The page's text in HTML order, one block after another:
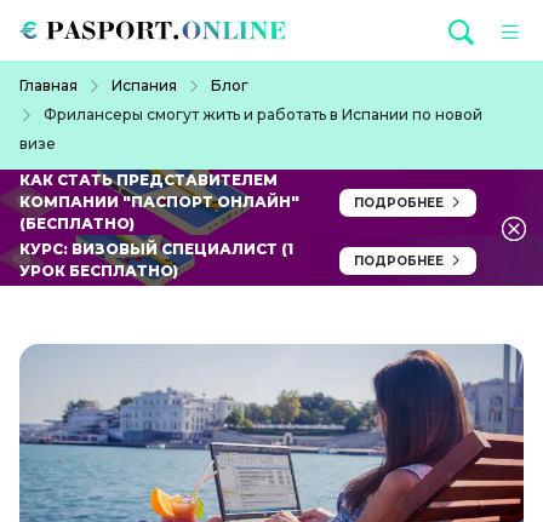
Главная Испания
Блог
Фрилансеры смогут жить и работать в Испании по новой
визе
КАК СТАТЬ ПРЕДСТАВИТЕЛЕМ
КОМПАНИИ "ПАСПОРТ ОНЛАЙН"
(БЕСПЛАТНО)
ПОДРОБНЕЕ
КУРС: ВИЗОВЫЙ СПЕЦИАЛИСТ (1
УРОК БЕСПЛАТНО)
ПОДРОБНЕЕ